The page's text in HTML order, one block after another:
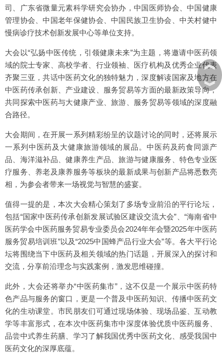
司、广东省微量元素科学研究会协办，中国医师协会、中国健康
管理协会、中国老年保健协会、中国民族卫生协会、中关村健中
慢病诊疗技术创新发展中心等单位支持。
大会以“弘扬中医传统，引领健康未来”为主题，将邀请中医药领
域的院士专家、高校学者、行业领袖、医疗机构及优秀企业代表
齐聚三亚，共话中医药文化的独特魅力，深度解读国家及地方在
中医药传承创新、产业建设、服务贸易等方面的最新政策导向，
共同探索中医药与大健康产业、旅游、服务贸易等领域的深度融
合路径。
大会期间，在开展一系列精彩纷呈的议题讨论的同时，还将展示
一系列中医药及大健康旅游领域的展品。中医药及药食同源产
品、海洋滋补品、健康养生产品、旅游与健康服务、特色专业医
疗服务、养老及康养服务等板块的最新成果与创新产品将悉数亮
相，为参会者带来一场视觉与智慧的盛宴。
值得一提的是，本次大会精心策划了多场专业前沿的平行论坛，
包括“国家中医药传承创新发展试验区建设交流大会”、“海南省中
医药学会中医药服务贸易专业委员会2024年年会暨2025年中医药
服务贸易培训班”以及“2025中国蜂产品行业大会”等。各大平行论
坛将围绕当下中医药及相关领域的热门话题，开展深入的探讨和
交流，分享前沿理念与实践案例，激发思维碰撞。
此外，大会还将举办“中医药集市”，这不仅是一个展示中医药特
色产品与服务的窗口，更是一个普及中医药知识、传播中医药文
化的生动课堂。市民朋友们可通过现场体验、现场品鉴、互动教
学等丰富形式，在本次中医药集市中深度体验优质中医药服务、
品尝中式养生药膳、学习了解我国优秀中医药文化、感受我国中
医药文化的深厚底蕴。
︽
︾